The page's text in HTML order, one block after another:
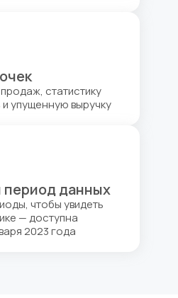
статистику
упущенную выручку
данных
чтобы увидеть
— доступна
2023 года
в среднем